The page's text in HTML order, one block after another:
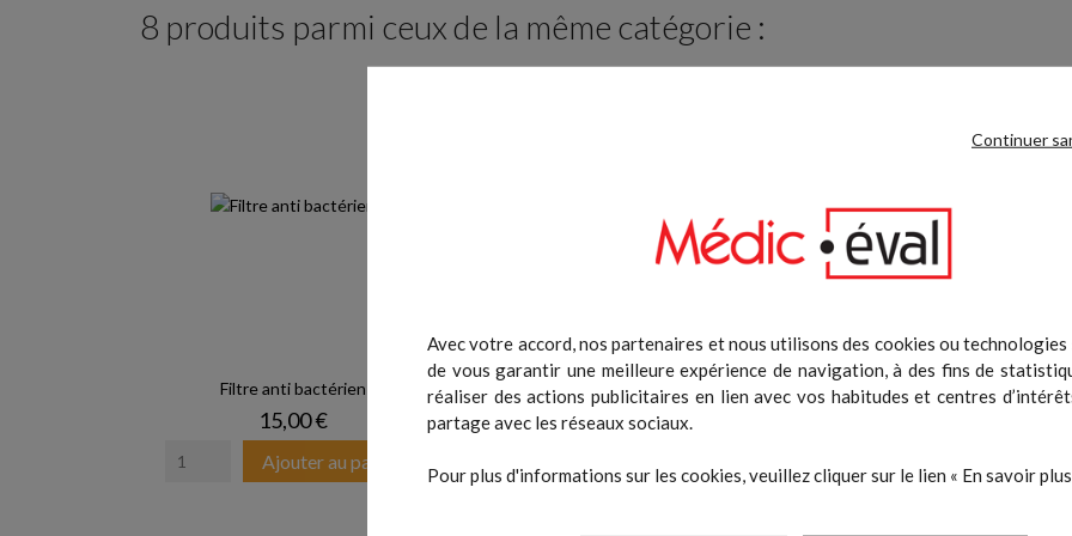
Continuer
Avec votre accord, nos partenaires et nous utilisons des cookies ou
de vous garantir une meilleure expérience de navigation, à des fins de
réaliser des actions publicitaires en lien avec vos habitudes et centres
partage avec les réseaux sociaux.
Pour plus d'informations sur les cookies, veuillez cliquer sur le lien « En savoir plus
8 produits parmi ceux de la même catégorie :
Filtre anti bactérien
Prix
15,00 €
Ajouter au panier
Logiciel Mooky Center
Prix
600,00 €
Analyseur d'oxygène Senseca